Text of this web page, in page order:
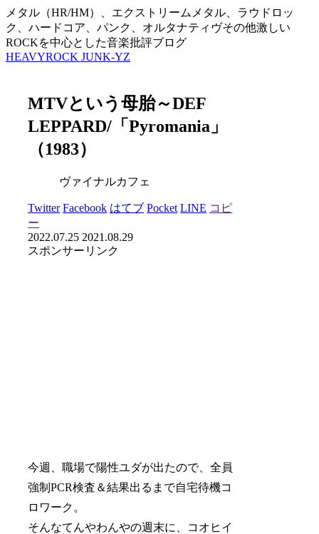
メタル（HR/HM）、エクストリームメタル、ラウドロッ
ク、ハードコア、パンク、オルタナティヴその他激しい
ROCKを中心とした音楽批評ブログ
HEAVYROCK JUNK-YZ
MTVという母胎～DEF
LEPPARD/「Pyromania」
（1983）
ヴァイナルカフェ
Twitter Facebook はてブ Pocket LINE コピ
ー
2022.07.25 2021.08.29
スポンサーリンク
今週、職場で陽性ユダが出たので、全員
強制PCR検査＆結果出るまで自宅待機コ
ロワーク。
そんなてんやわんやの週末に、コオヒイ